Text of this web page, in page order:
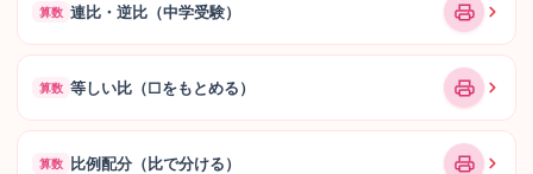
算数 連比・逆比（中学受験）
算数 等しい比（□をもとめる）
算数 比例配分（比で分ける）